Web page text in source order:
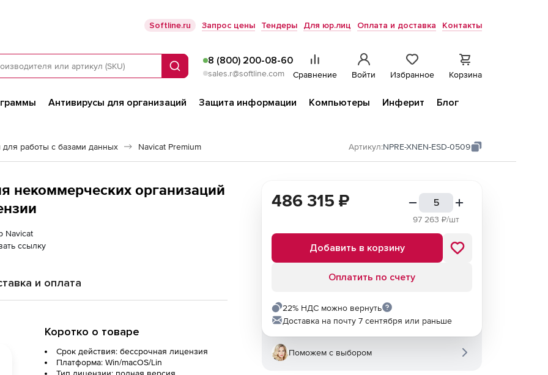
Softline.ru Запрос цены Тендеры Для юр.лиц Оплата и доставка Контакты
Поиск
8 (800) 200-08-60
sales.r@softline.com Сравнение Войти Избранное Корзина
Антивирусы для организаций Защита информации Компьютеры Инферит
Блог
работы с базами данных Navicat Premium Артикул:NPRE-XNEN-ESD-0509
некоммерческих организаций
Navicat
ссылку
и оплата
Коротко о товаре
Срок действия: бессрочная лицензия
Платформа: Win/macOS/Lin
486 315 ₽
97 263 ₽/шт
Добавить в корзину
Оплатить по счету
22% НДС можно вернуть
Доставка на почту 7 сентября или раньше
Поможем с выбором